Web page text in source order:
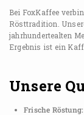
Bei FoxKaffee
Rösttradition.
jahrhundertealten
Ergebnis ist ein
Unsere
Frische Röstung: